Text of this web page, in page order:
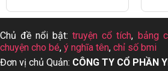
Chủ đề nổi bật:truyện cổ tích, bảng
chuyện cho bé, ý nghĩa tên, chỉ số bmi
Đơn vị chủ Quản: CÔNG TY CỔ PHẦN